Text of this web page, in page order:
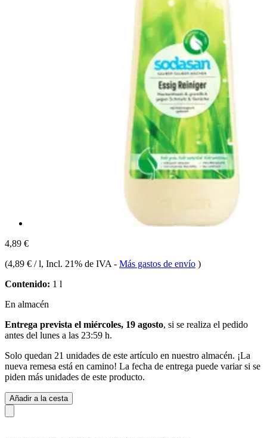
4,89 €
(4,89 € / l, Incl. 21% de IVA - Más gastos de envío )
Contenido: 1 l
En almacén
Entrega prevista el miércoles, 19 agosto, si se realiza el pedido
antes del lunes a las 23:59 h.
Solo quedan 21 unidades de este artículo en nuestro almacén. ¡La
nueva remesa está en camino! La fecha de entrega puede variar si se
piden más unidades de este producto.
Añadir a la cesta